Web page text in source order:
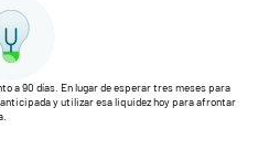
a 90 días. En lugar de esperar tres meses para
y utilizar esa liquidez hoy para afrontar